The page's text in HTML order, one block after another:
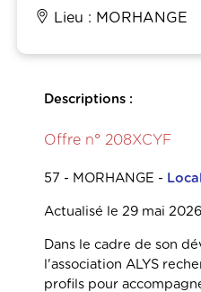
Lieu : MORHANGE
Descriptions :
Offre n° 208XCYF
57 - MORHANGE -
Actualisé le 29 mai 2026
Dans le cadre de son
l'association ALYS
profils pour